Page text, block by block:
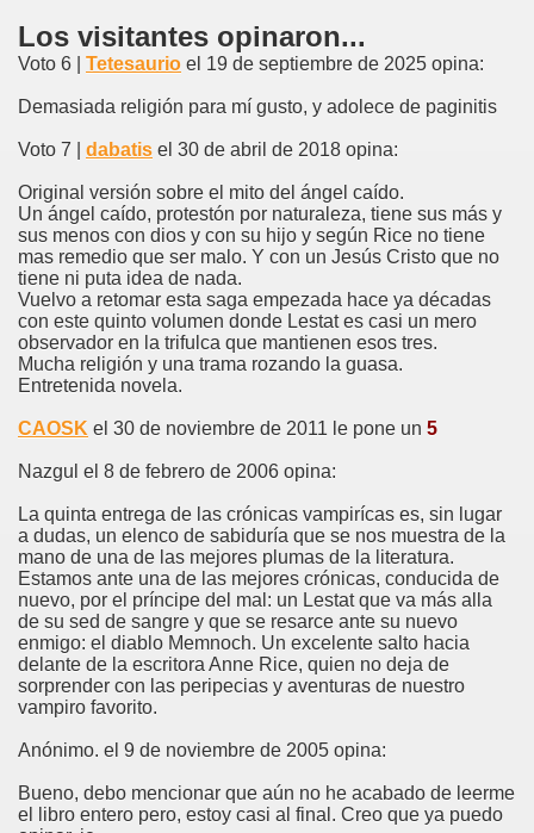
Los visitantes opinaron...
Voto 6 | Tetesaurio el 19 de septiembre de 2025 opina:
Demasiada religión para mí gusto, y adolece de paginitis
Voto 7 | dabatis el 30 de abril de 2018 opina:
Original versión sobre el mito del ángel caído.
Un ángel caído, protestón por naturaleza, tiene sus más y
sus menos con dios y con su hijo y según Rice no tiene
mas remedio que ser malo. Y con un Jesús Cristo que no
tiene ni puta idea de nada.
Vuelvo a retomar esta saga empezada hace ya décadas
con este quinto volumen donde Lestat es casi un mero
observador en la trifulca que mantienen esos tres.
Mucha religión y una trama rozando la guasa.
Entretenida novela.
CAOSK el 30 de noviembre de 2011 le pone un 5
Nazgul el 8 de febrero de 2006 opina:
La quinta entrega de las crónicas vampirícas es, sin lugar
a dudas, un elenco de sabiduría que se nos muestra de la
mano de una de las mejores plumas de la literatura.
Estamos ante una de las mejores crónicas, conducida de
nuevo, por el príncipe del mal: un Lestat que va más alla
de su sed de sangre y que se resarce ante su nuevo
enmigo: el diablo Memnoch. Un excelente salto hacia
delante de la escritora Anne Rice, quien no deja de
sorprender con las peripecias y aventuras de nuestro
vampiro favorito.
Anónimo. el 9 de noviembre de 2005 opina:
Bueno, debo mencionar que aún no he acabado de leerme
el libro entero pero, estoy casi al final. Creo que ya puedo